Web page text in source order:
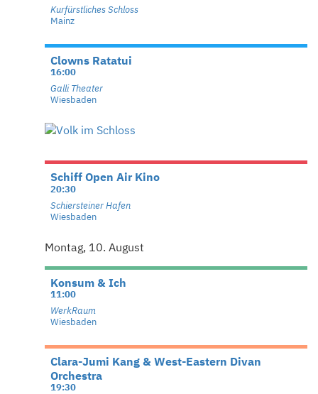
Kurfürstliches Schloss
Mainz
Clowns Ratatui
16:00
Galli Theater
Wiesbaden
Schiff Open Air Kino
20:30
Schiersteiner Hafen
Wiesbaden
Montag, 10. August
Konsum & Ich
11:00
WerkRaum
Wiesbaden
Clara-Jumi Kang & West-Eastern Divan
Orchestra
19:30